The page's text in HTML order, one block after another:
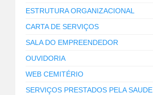
ESTRUTURA ORGANIZACIONAL
CARTA DE SERVIÇOS
SALA DO EMPREENDEDOR
OUVIDORIA
WEB CEMITÉRIO
SERVIÇOS PRESTADOS PELA SAUDE